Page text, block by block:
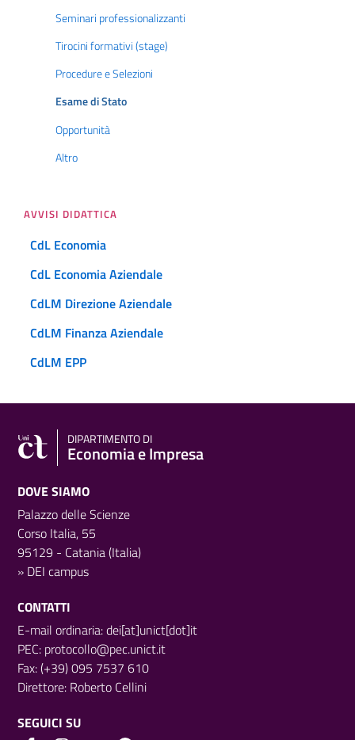
Seminari professionalizzanti
Tirocini formativi (stage)
Procedure e Selezioni
Esame di Stato
Opportunità
Altro
AVVISI DIDATTICA
CdL Economia
CdL Economia Aziendale
CdLM Direzione Aziendale
CdLM Finanza Aziendale
CdLM EPP
DIPARTIMENTO DI
Economia e Impresa
DOVE SIAMO
Palazzo delle Scienze
Corso Italia, 55
95129 - Catania (Italia)
» DEI campus
CONTATTI
E-mail ordinaria: dei[at]unict[dot]it
PEC: protocollo@pec.unict.it
Fax: (+39) 095 7537 610
Direttore: Roberto Cellini
SEGUICI SU